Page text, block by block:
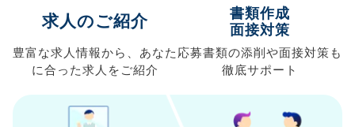
求人のご紹介
豊富な求人情報から、 あなた
に合った求人を ご紹介
書類作成
面接対策
応募書類の添削や面接対策も
徹底サポート